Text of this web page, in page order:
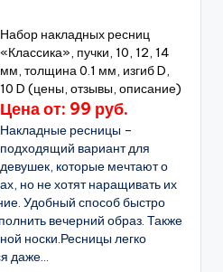
Набор накладных ресниц
«Классика», пучки, 10, 12, 14
мм, толщина 0.1 мм, изгиб D,
10 D (цены, отзывы, описание)
Цена от: 99 руб.
Накладные ресницы –
подходящий вариант для
девушек, которые мечтают о
но не хотят наращивать их
Удобный способ быстро
вечерний образ. Также
носки.Ресницы легко
даже...